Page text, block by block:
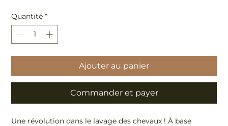
Quantité *
Ajouter au panier
Commander et payer
Une révolution dans le lavage des chevaux ! À base